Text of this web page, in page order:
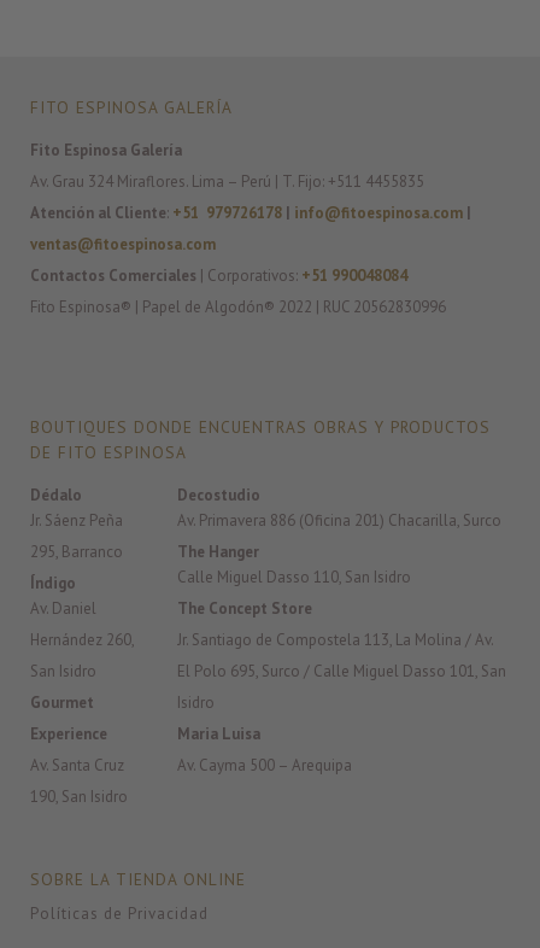
FITO ESPINOSA GALERÍA
Fito Espinosa Galería
Av. Grau 324 Miraflores. Lima – Perú | T. Fijo: +511 4455835
Atención al Cliente: +51 979726178 | info@fitoespinosa.com |
ventas@fitoespinosa.com
Contactos Comerciales | Corporativos: +51 990048084
Fito Espinosa® | Papel de Algodón® 2022 | RUC 20562830996
BOUTIQUES DONDE ENCUENTRAS OBRAS Y PRODUCTOS
DE FITO ESPINOSA
Dédalo
Jr. Sáenz Peña
295, Barranco
Índigo
Av. Daniel
Hernández 260,
San Isidro
Gourmet
Experience
Av. Santa Cruz
190, San Isidro
Decostudio
Av. Primavera 886 (Oficina 201) Chacarilla, Surco
The Hanger
Calle Miguel Dasso 110, San Isidro
The Concept Store
Jr. Santiago de Compostela 113, La Molina / Av.
El Polo 695, Surco / Calle Miguel Dasso 101, San
Isidro
Maria Luisa
Av. Cayma 500 – Arequipa
SOBRE LA TIENDA ONLINE
Políticas de Privacidad